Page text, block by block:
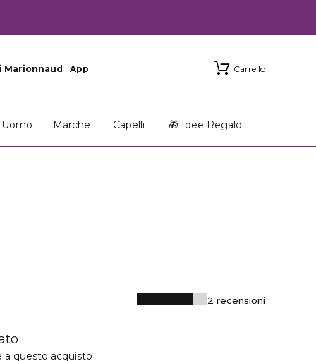
Marionnaud App Carrello
Uomo Marche Capelli 🎁 Idee Regalo
2 recensioni
a questo acquisto